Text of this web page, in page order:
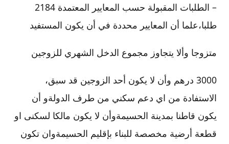
– الطلبات المقبولة حسب المعايير المعتمدة 2184
طلبا،علما أن المعايير محددة في أن يكون المستفيد
متزوجا وألا يتجاوز مجموع الدخل الشهري للزوجين
3000 درهم وأن لا يكون أحد الزوجين قد سبق،
الاستفادة من اي دعم سكني من طرف الدولةو أن
يكون قاطنا بمدينة الحسيمةوأن لا يكون مالكا لسكنى او
قطعة أرضية مخصصة للبناء بإقليم الحسيمةوان تكون